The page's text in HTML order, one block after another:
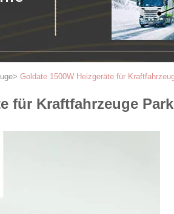
> Goldate 1500W Heizgeräte für
für Kraftfahrzeuge